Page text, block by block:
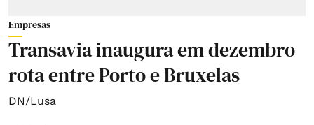
Empresas
Transavia inaugura em dezembro
rota entre Porto e Bruxelas
DN/Lusa